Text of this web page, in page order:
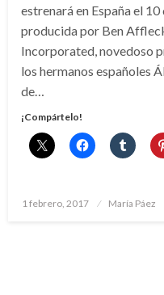
estrenará en España el
producida por Ben
Incorporated, novedoso
los hermanos españoles
de…
¡Compártelo!
Publicado
1 febrero, 2017 María Páez